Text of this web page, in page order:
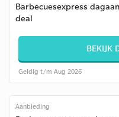
Barbecuesexpress
deal
BEKIJK
Geldig t/m Aug 2026
Aanbieding